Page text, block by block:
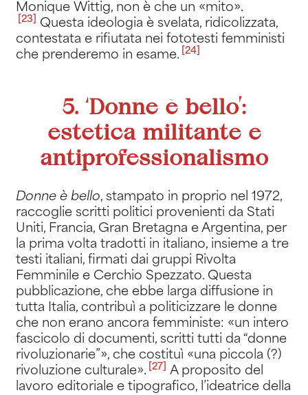
Monique Wittig, non è che un «mito».
[23]
Questa ideologia è svelata, ridicolizzata,
contestata e rifiutata nei fototesti femministi
che prenderemo in esame.
[24]
5. ‘Donne è bello’:
estetica militante e
antiprofessionalismo
Donne è bello, stampato in proprio nel 1972,
raccoglie scritti politici provenienti da Stati
Uniti, Francia, Gran Bretagna e Argentina, per
la prima volta tradotti in italiano, insieme a tre
testi italiani, firmati dai gruppi Rivolta
Femminile e Cerchio Spezzato. Questa
pubblicazione, che ebbe larga diffusione in
tutta Italia, contribuì a politicizzare le donne
che non erano ancora femministe: «un intero
fascicolo di documenti, scritti tutti da “donne
rivoluzionarie”», che costituì «una piccola (?)
rivoluzione culturale». [27]
A proposito del
lavoro editoriale e tipografico, l’ideatrice della